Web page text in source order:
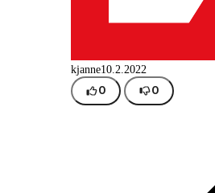
kjanne10.2.2022
0 0